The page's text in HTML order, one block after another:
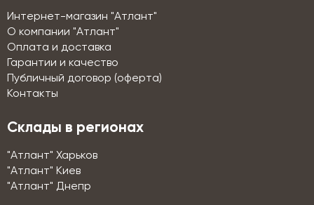
Интернет-магазин "Атлант"
О компании "Атлант"
Оплата и доставка
Гарантии и качество
Публичный договор (оферта)
Контакты
Склады в регионах
"Атлант" Харьков
"Атлант" Киев
"Атлант" Днепр